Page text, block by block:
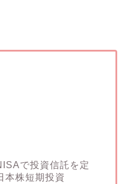
で投資信託を定
株短期投資